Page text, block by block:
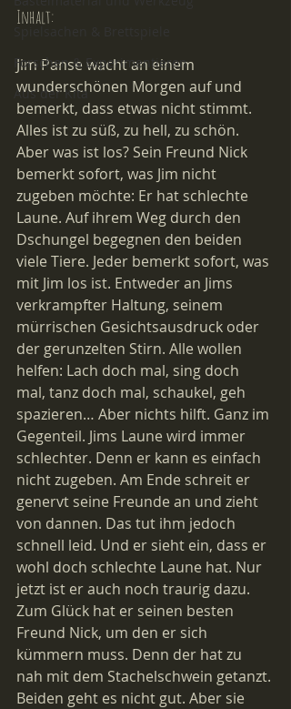
Forschen & Experimentieren
Aus der Kita
Inhalt:
Jim Panse wacht an einem
wunderschönen Morgen auf und
bemerkt, dass etwas nicht stimmt.
Alles ist zu süß, zu hell, zu schön.
Aber was ist los? Sein Freund Nick
bemerkt sofort, was Jim nicht
zugeben möchte: Er hat schlechte
Laune. Auf ihrem Weg durch den
Dschungel begegnen den beiden
viele Tiere. Jeder bemerkt sofort, was
mit Jim los ist. Entweder an Jims
verkrampfter Haltung, seinem
mürrischen Gesichtsausdruck oder
der gerunzelten Stirn. Alle wollen
helfen: Lach doch mal, sing doch
mal, tanz doch mal, schaukel, geh
spazieren… Aber nichts hilft. Ganz im
Gegenteil. Jims Laune wird immer
schlechter. Denn er kann es einfach
nicht zugeben. Am Ende schreit er
genervt seine Freunde an und zieht
von dannen. Das tut ihm jedoch
schnell leid. Und er sieht ein, dass er
wohl doch schlechte Laune hat. Nur
jetzt ist er auch noch traurig dazu.
Zum Glück hat er seinen besten
Freund Nick, um den er sich
kümmern muss. Denn der hat zu
nah mit dem Stachelschwein getanzt.
Beiden geht es nicht gut. Aber sie